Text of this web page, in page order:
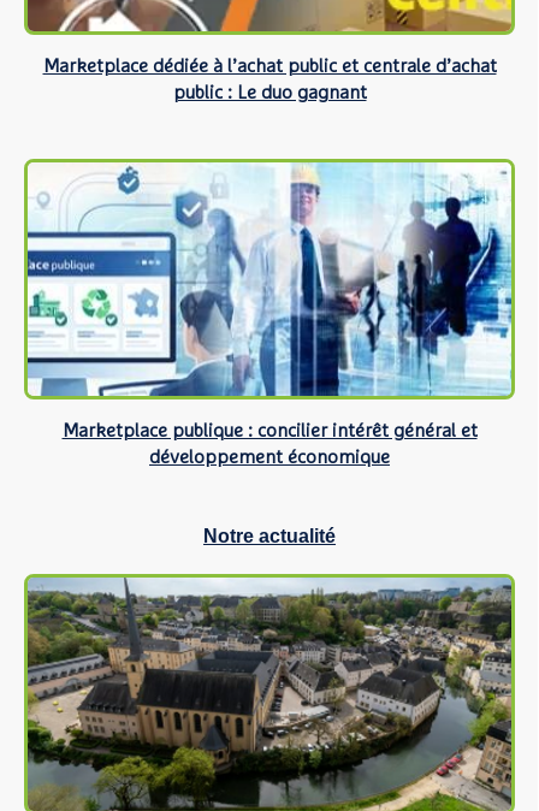
Marketplace dédiée à l’achat public et centrale d’achat
public : Le duo gagnant
Marketplace publique : concilier intérêt général et
développement économique
Notre actualité